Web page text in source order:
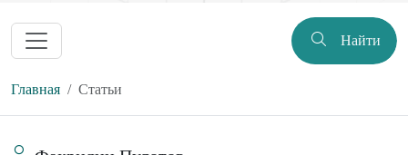
Найти
Главная Статьи